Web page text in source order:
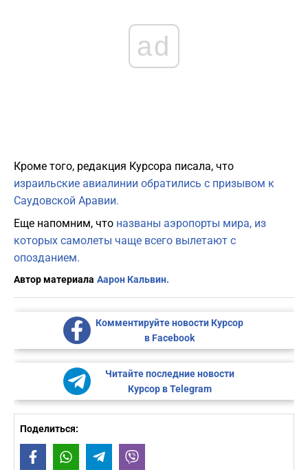
ad
Кроме того, редакция Курсора писала, что
израильские авиалинии обратились с призывом к
Саудовской Аравии.
Еще напомним, что названы аэропорты мира, из
которых самолеты чаще всего вылетают с
опозданием.
Автор материала Аарон Кальвин.
Комментируйте новости Курсор
в Facebook
Читайте последние новости
Курсор в Telegram
Поделиться:
FacebookWhatsAppTelegram